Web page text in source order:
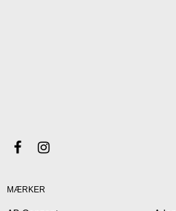
MÆRKER